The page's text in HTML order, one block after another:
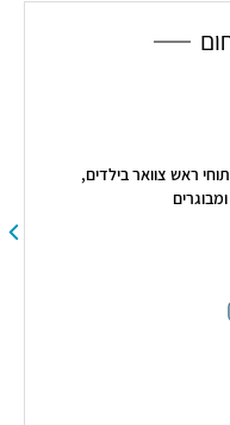
ראש צוואר בילדים,
ומבוגרים